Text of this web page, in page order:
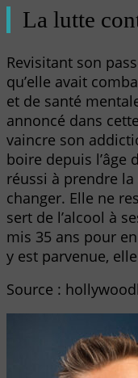
La lutte
Revisitant son
qu’elle avait
et de santé
annoncé dans
vaincre son
boire depuis l’âge
réussi à prendre
changer. Elle ne
sert de l’alcool à
mis 35 ans pour
y est parvenue,
Source :